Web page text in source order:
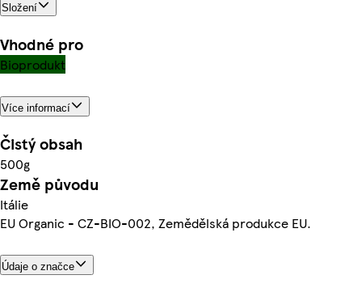
Složení
Vhodné pro
Bioprodukt
Více informací
Čistý obsah
500g
Země původu
Itálie
EU Organic - CZ-BIO-002, Zemědělská produkce EU.
Údaje o značce